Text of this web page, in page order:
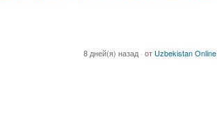
8 дней(я) назад · от Uzbekistan Online